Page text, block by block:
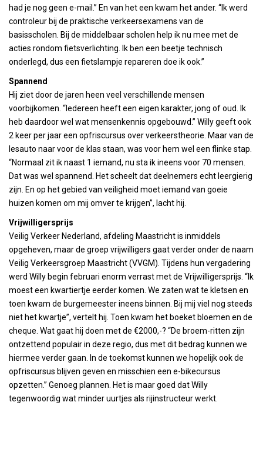
had je nog geen e-mail.” En van het een kwam het ander. “Ik werd
controleur bij de praktische verkeersexamens van de
basisscholen. Bij de middelbaar scholen help ik nu mee met de
acties rondom fietsverlichting. Ik ben een beetje technisch
onderlegd, dus een fietslampje repareren doe ik ook.”
Spannend
Hij ziet door de jaren heen veel verschillende mensen
voorbijkomen. “Iedereen heeft een eigen karakter, jong of oud. Ik
heb daardoor wel wat mensenkennis opgebouwd.” Willy geeft ook
2 keer per jaar een opfriscursus over verkeerstheorie. Maar van de
lesauto naar voor de klas staan, was voor hem wel een flinke stap.
“Normaal zit ik naast 1 iemand, nu sta ik ineens voor 70 mensen.
Dat was wel spannend. Het scheelt dat deelnemers echt leergierig
zijn. En op het gebied van veiligheid moet iemand van goeie
huizen komen om mij omver te krijgen”, lacht hij.
Vrijwilligersprijs
Veilig Verkeer Nederland, afdeling Maastricht is inmiddels
opgeheven, maar de groep vrijwilligers gaat verder onder de naam
Veilig Verkeersgroep Maastricht (VVGM). Tijdens hun vergadering
werd Willy begin februari enorm verrast met de Vrijwilligersprijs. “Ik
moest een kwartiertje eerder komen. We zaten wat te kletsen en
toen kwam de burgemeester ineens binnen. Bij mij viel nog steeds
niet het kwartje”, vertelt hij. Toen kwam het boeket bloemen en de
cheque. Wat gaat hij doen met de €2000,-? “De broem-ritten zijn
ontzettend populair in deze regio, dus met dit bedrag kunnen we
hiermee verder gaan. In de toekomst kunnen we hopelijk ook de
opfriscursus blijven geven en misschien een e-bikecursus
opzetten.” Genoeg plannen. Het is maar goed dat Willy
tegenwoordig wat minder uurtjes als rijinstructeur werkt.